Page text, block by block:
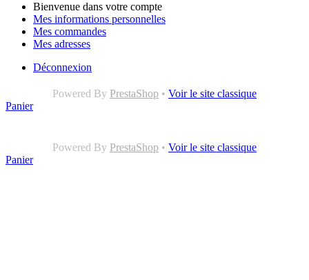
Bienvenue dans votre compte
Mes informations personnelles
Mes commandes
Mes adresses
Déconnexion
Powered By PrestaShop • Voir le site classique
Panier
Powered By PrestaShop • Voir le site classique
Panier